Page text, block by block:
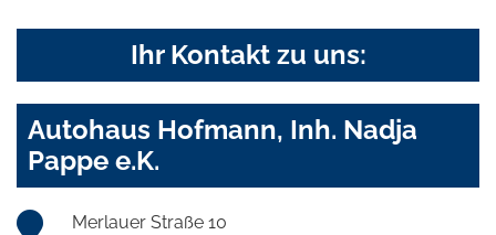
Ihr Kontakt zu uns:
Autohaus Hofmann, Inh. Nadja
Pappe e.K.
Merlauer Straße 10